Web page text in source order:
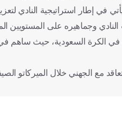
الأهلي عبر موقعه الرسمي أن تمديد عقد الجهني حتى عام 2030
وجماهيره على المستويين
في الكرة السعودية، حيث ساهم
مع الجهني خلال الميركاتو